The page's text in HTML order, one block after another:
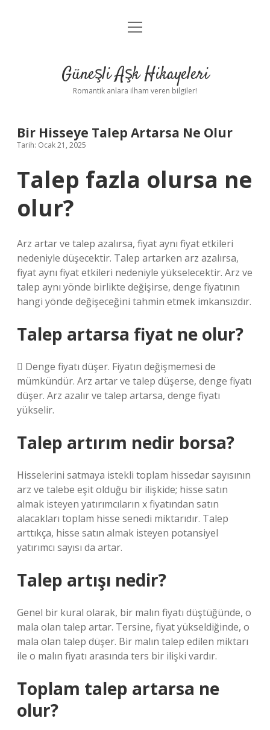
Anasayfa
Yasal Uyarı
menüyü
Güneşli Aşk Hikayeleri
Romantik anlara ilham veren bilgiler!
Bir Hisseye Talep Artarsa Ne Olur
Tarih: Ocak 21, 2025
Talep fazla olursa ne
olur?
Arz artar ve talep azalırsa, fiyat aynı fiyat etkileri
nedeniyle düşecektir. Talep artarken arz azalırsa,
fiyat aynı fiyat etkileri nedeniyle yükselecektir. Arz ve
talep aynı yönde birlikte değişirse, denge fiyatının
hangi yönde değişeceğini tahmin etmek imkansızdır.
Talep artarsa fiyat ne olur?
 Denge fiyatı düşer. Fiyatın değişmemesi de
mümkündür. Arz artar ve talep düşerse, denge fiyatı
düşer. Arz azalır ve talep artarsa, denge fiyatı
yükselir.
Talep artırım nedir borsa?
Hisselerini satmaya istekli toplam hissedar sayısının
arz ve talebe eşit olduğu bir ilişkide; hisse satın
almak isteyen yatırımcıların x fiyatından satın
alacakları toplam hisse senedi miktarıdır. Talep
arttıkça, hisse satın almak isteyen potansiyel
yatırımcı sayısı da artar.
Talep artışı nedir?
Genel bir kural olarak, bir malın fiyatı düştüğünde, o
mala olan talep artar. Tersine, fiyat yükseldiğinde, o
mala olan talep düşer. Bir malın talep edilen miktarı
ile o malın fiyatı arasında ters bir ilişki vardır.
Toplam talep artarsa ne
olur?